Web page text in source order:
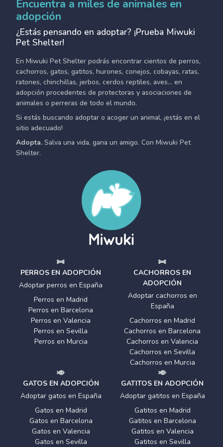
Encuentra a miles de animales en
adopción
¿Estás pensando en adoptar? ¡Prueba Miwuki
Pet Shelter!
En Miwuki Pet Shelter podrás encontrar cientos de perros,
cachorros, gatos, gatitos, hurones, conejos, cobayas, ratas,
ratones, chinchillas, jerbos, cerdos reptiles, aves... en
adopción procedentes de protectoras y asociaciones de
animales o perreras de todo el mundo.
Si estás buscando adoptar o acoger un animal, ¡estás en el
sitio adecuado!
Adopta. Salva una vida, gana un amigo. Con Miwuki Pet
Shelter.
PERROS EN ADOPCIÓN
Adoptar perros en España
Perros en Madrid
Perros en Barcelona
Perros en Valencia
Perros en Sevilla
Perros en Murcia
CACHORROS EN
ADOPCIÓN
Adoptar cachorros en
España
Cachorros en Madrid
Cachorros en Barcelona
Cachorros en Valencia
Cachorros en Sevilla
Cachorros en Murcia
GATOS EN ADOPCIÓN
Adoptar gatos en España
Gatos en Madrid
Gatos en Barcelona
Gatos en Valencia
Gatos en Sevilla
GATITOS EN ADOPCIÓN
Adoptar gatitos en España
Gatitos en Madrid
Gatitos en Barcelona
Gatitos en Valencia
Gatitos en Sevilla